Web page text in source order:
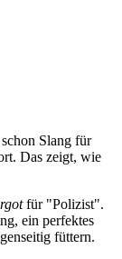
Slang für
Das zeigt, wie
für "Polizist".
ein perfektes
füttern.